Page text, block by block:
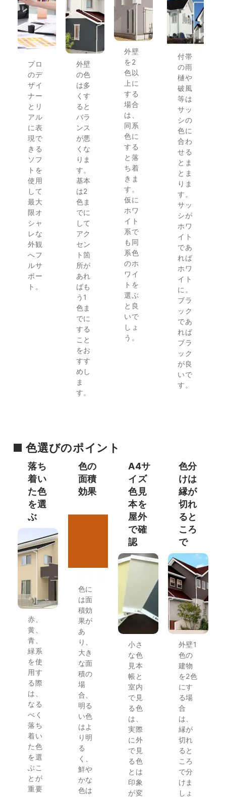
プロ
のデ
ザイ
ナー
とリ
アル
に表
現で
きる
ソフ
トを
使用
して
最大
限オ
シャ
レな
外観
へフ
ルサ
ポー
ト。
外壁
の色
は多
くす
ると
バラ
ンス
が悪
くな
りま
す。
基本
は2
色ま
でに
して
アク
セン
ト箇
所が
あれ
ばも
う1
色ま
でに
する
こと
をお
すす
めし
ま
す。
外壁
を2
色以
上に
する
場合
は、
同系
色に
する
と落
ち着
きま
す。
仮に
ホワ
イト
系で
も同
系色
のホ
ワイ
トを
選ぶ
と良
いで
しょ
う。
付帯
の雨
樋や
破風
等は
サッ
シの
色に
合わ
せる
とま
とま
りま
す。
サッ
シが
ホワ
イト
であ
れば
ホワ
イト
に。
ブラ
ック
であ
れば
ブラ
ック
が良
いで
す。
■ 色選びのポイント
落ち
着い
た色
を選
ぶ
赤、
黄、
青、
緑系
を使
用す
る際
は、
なる
べく
落ち
着い
た色
を選
ぶこ
とが
重要
色の
面積
効果
色に
は面
積効
果が
あ
り、
大き
な面
積の
場
合、
明る
い色
はよ
り明
る
く、
鮮や
かな
色は
A4サ
イズ
色見
本を
屋外
で確
認​
小さ
な色
見本
帳と
室内
で見
る色
は、
実際
に外
で見
る色
とは
印象
が変
色分
けは
縁が
切れ
ると
ころ
で​
外壁1
色の
建物
を2色
にす
る場
合
は、
縁が
切れ
ると
ころ
で分
けま
しょ